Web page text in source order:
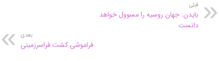
قبلی
بایدن: جهان روسیه را مسوول خواهد
دانست
بعدی
فراموشی کشت فراسرزمینی